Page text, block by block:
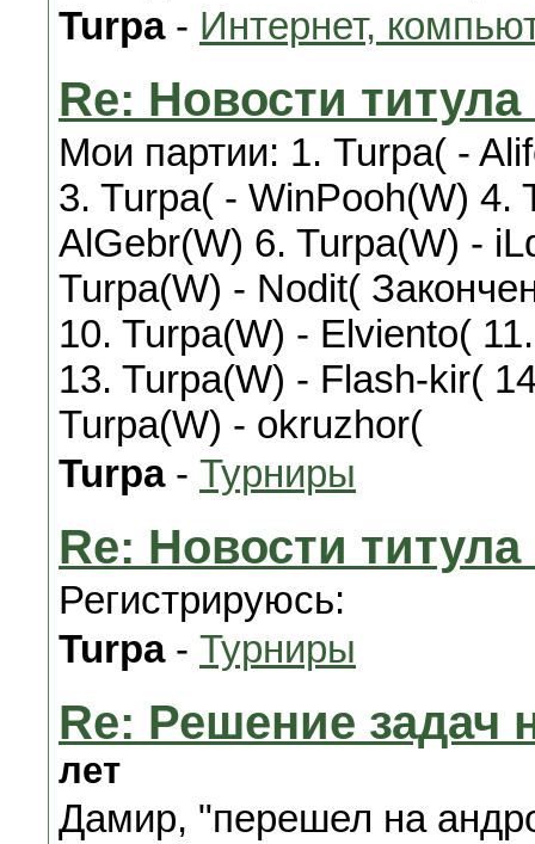
Turpa- Интернет,
Re: Новости
Мои партии: 1. Turpa( -
3. Turpa( - WinPooh(W) 4.
AlGebr(W) 6. Turpa(W) -
Turpa(W) - Nodit(
10. Turpa(W) - Elviento(
13. Turpa(W) - Flash-kir(
Turpa(W) - okruzhor(
Turpa- Турниры
Re: Новости
Регистрируюсь:
Turpa- Турниры
Re: Решение задач
лет
Дамир, "перешел на